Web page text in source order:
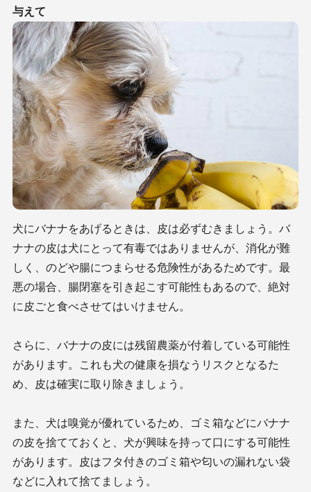
与えて
犬にバナナをあげるときは、皮は必ずむきましょう。バ
ナナの皮は犬にとって有毒ではありませんが、消化が難
しく、のどや腸につまらせる危険性があるためです。最
悪の場合、腸閉塞を引き起こす可能性もあるので、絶対
に皮ごと食べさせてはいけません。
さらに、バナナの皮には残留農薬が付着している可能性
があります。これも犬の健康を損なうリスクとなるた
め、皮は確実に取り除きましょう。
また、犬は嗅覚が優れているため、ゴミ箱などにバナナ
の皮を捨てておくと、犬が興味を持って口にする可能性
があります。皮はフタ付きのゴミ箱や匂いの漏れない袋
などに入れて捨てましょう。